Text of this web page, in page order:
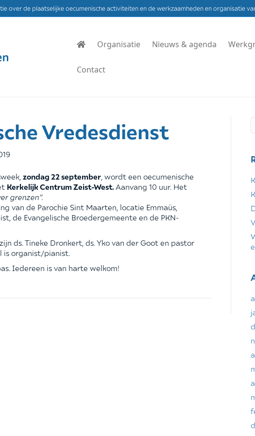
over de plaatselijke oecumenische activiteiten en de werkzaamheden en organisatie
Organisatie Nieuws & agenda
Contact
Vredesdienst
zondag 22 september , wordt een oecumenische
Kerkelijk Centrum Zeist-West.Aanvang 10 uur. Het
grenzen”.
van de Parochie Sint Maarten, locatie Emmaüs,
de Evangelische Broedergemeente en de PKN-
ds. Tineke Dronkert, ds. Yko van der Goot en pastor
is organist/pianist.
Iedereen is van harte welkom!